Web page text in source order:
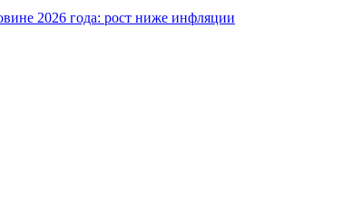
2026 года: рост ниже инфляции